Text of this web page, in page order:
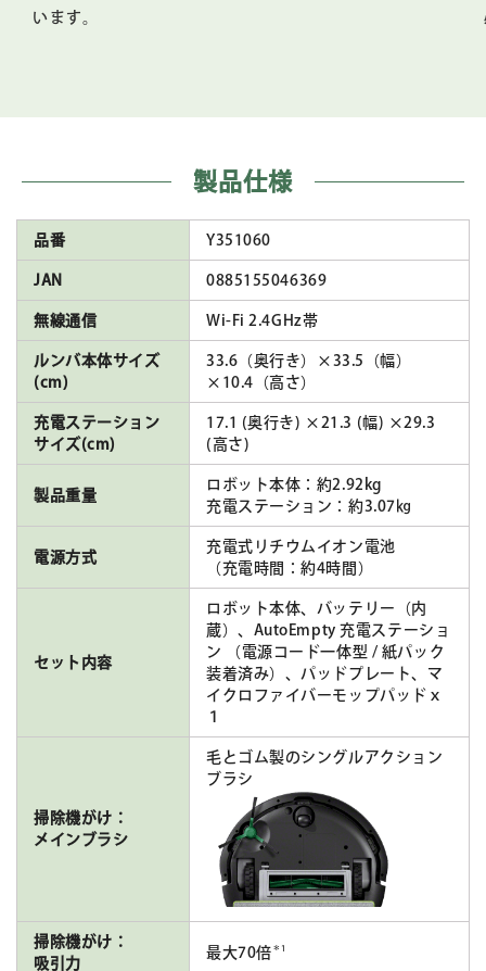
います。
製品仕様
品番 Y351060
JAN 0885155046369
無線通信 Wi-Fi 2.4GHz帯
ルンバ本体サイズ
(cm)
33.6（奥行き）×33.5（幅）
×10.4（高さ）
充電ステーション
サイズ(cm)
17.1 (奥行き) ×21.3 (幅) ×29.3
(高さ)
製品重量
ロボット本体：約2.92kg
充電ステーション：約3.07㎏
電源方式
充電式リチウムイオン電池
（充電時間：約4時間）
セット内容
ロボット本体、バッテリー（内
蔵）、AutoEmpty 充電ステーショ
ン （電源コード一体型 / 紙パック
装着済み）、パッドプレート、マ
イクロファイバーモップパッドｘ
１
掃除機がけ：
メインブラシ
毛とゴム製のシングルアクション
ブラシ
掃除機がけ：
吸引力
最大70倍 ＊1